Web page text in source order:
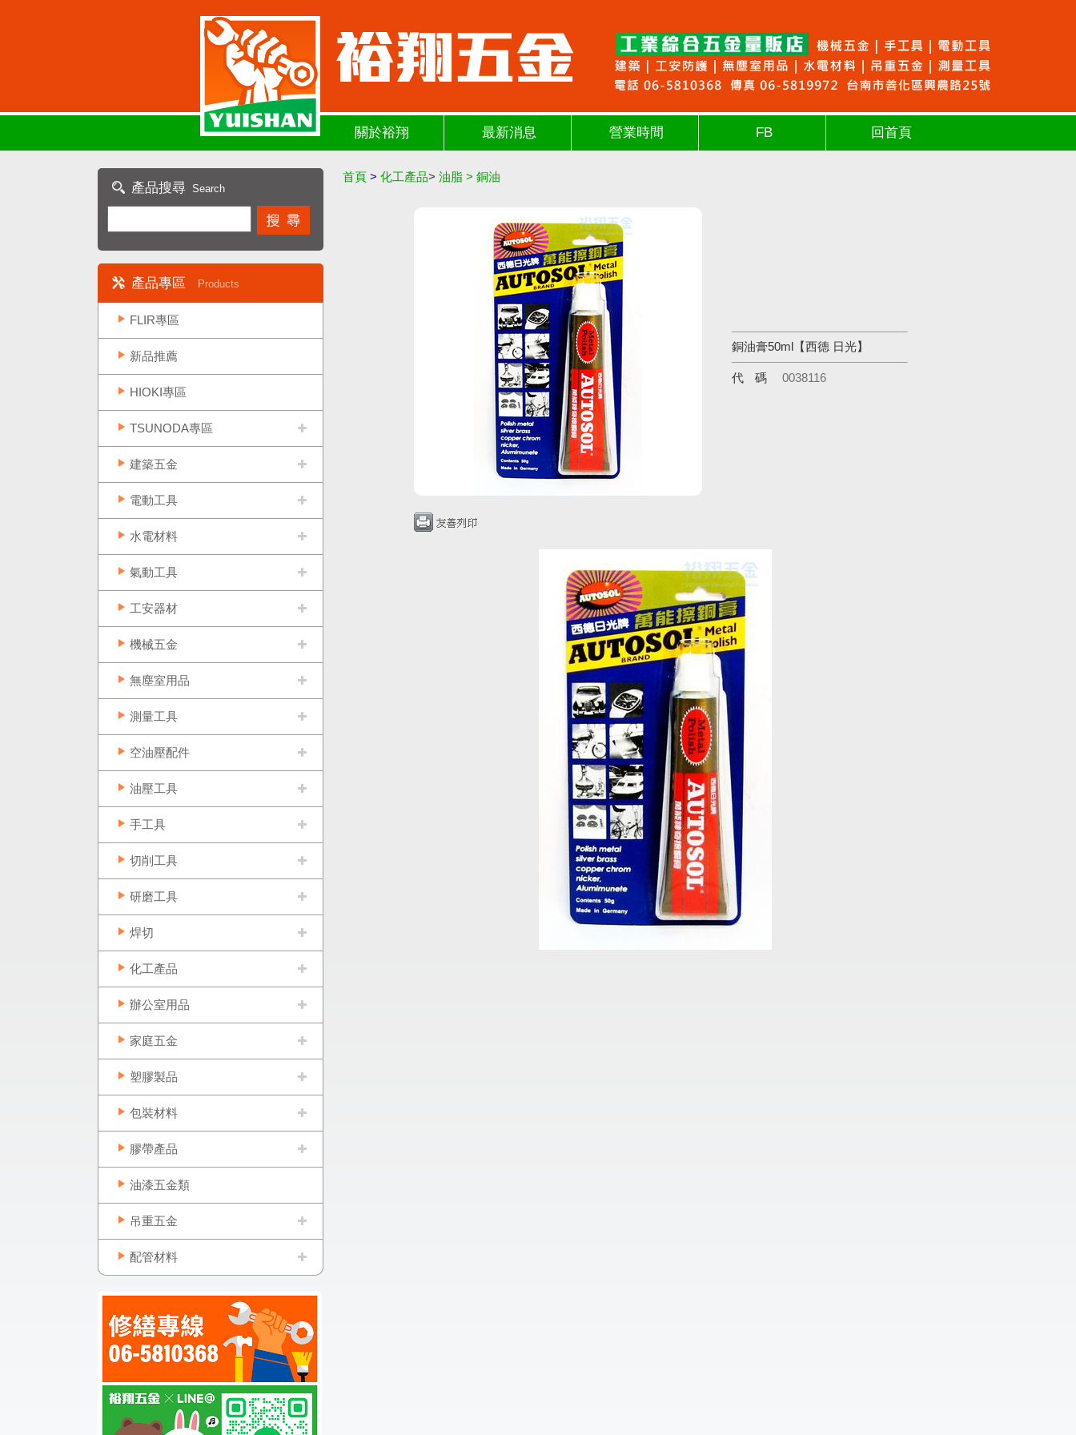
關於裕翔 最新消息 營業時間 FB 回首頁
產品搜尋 Search
產品專區 Products
FLIR專區
新品推薦
HIOKI專區
TSUNODA專區
建築五金
電動工具
水電材料
氣動工具
工安器材
機械五金
無塵室用品
測量工具
空油壓配件
油壓工具
手工具
切削工具
研磨工具
焊切
化工產品
辦公室用品
家庭五金
塑膠製品
包裝材料
膠帶產品
油漆五金類
吊重五金
配管材料
首頁 > 化工產品> 油脂 > 銅油
銅油膏50ml【西德 日光】
代碼 0038116